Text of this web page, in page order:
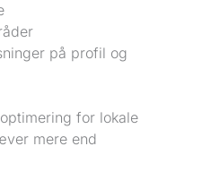
på profil og
for lokale
mere end